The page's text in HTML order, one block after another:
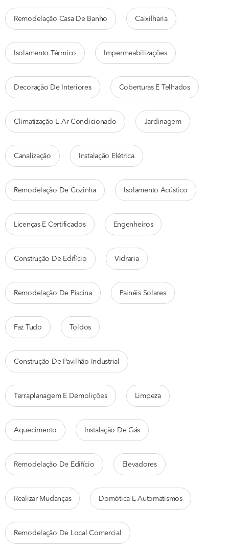
Remodelação Casa De Banho Caixilharia
Isolamento Térmico Impermeabilizações
Decoração De Interiores Coberturas E Telhados
Climatização E Ar Condicionado Jardinagem
Canalização Instalação Elétrica
Remodelação De Cozinha Isolamento Acústico
Licenças E Certificados Engenheiros
Construção De Edifício Vidraria
Remodelação De Piscina Painéis Solares
Faz Tudo Toldos
Construção De Pavilhão Industrial
Terraplanagem E Demolições Limpeza
Aquecimento Instalação De Gás
Remodelação De Edifício Elevadores
Realizar Mudanças Domótica E Automatismos
Remodelação De Local Comercial